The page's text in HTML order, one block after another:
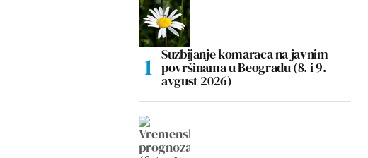
Suzbijanje komaraca na javnim
površinama u Beogradu (8. i 9.
avgust 2026)